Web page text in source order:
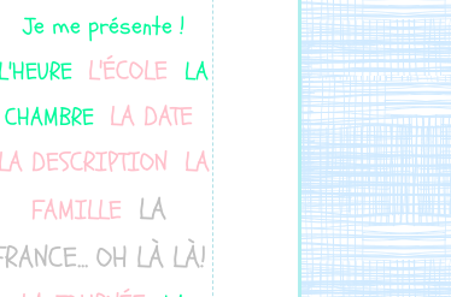
Je me présente !
L'HEURE L'ÉCOLE LA
CHAMBRE LA DATE
LA DESCRIPTION LA
FAMILLE LA
OH LÀ LÀ!